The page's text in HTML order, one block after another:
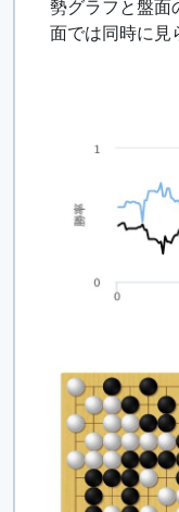
勢グラフと盤面
面では同時に見